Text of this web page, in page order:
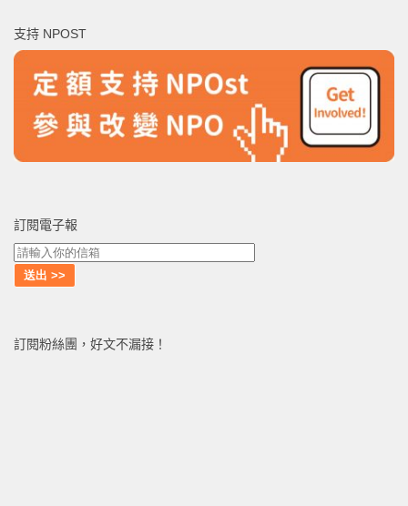
字:
支持 NPOST
訂閱電子報
訂閱粉絲團，好文不漏接！